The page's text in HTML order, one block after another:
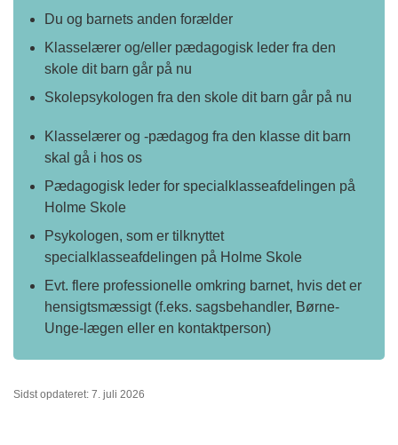
Du og barnets anden forælder
Klasselærer og/eller pædagogisk leder fra den
skole dit barn går på nu
Skolepsykologen fra den skole dit barn går på nu
Klasselærer og -pædagog fra den klasse dit barn
skal gå i hos os
Pædagogisk leder for specialklasseafdelingen på
Holme Skole
Psykologen, som er tilknyttet
specialklasseafdelingen på Holme Skole
Evt. flere professionelle omkring barnet, hvis det er
hensigtsmæssigt (f.eks. sagsbehandler, Børne-
Unge-lægen eller en kontaktperson)
Sidst opdateret: 7. juli 2026